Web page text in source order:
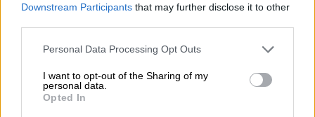
Downstream Participants that may further disclose it to other
Personal Data Processing Opt Outs
I want to opt-out of the Sharing of my
personal data.
Opted In
maldición de los recursos y la
hipocresía de Occidente